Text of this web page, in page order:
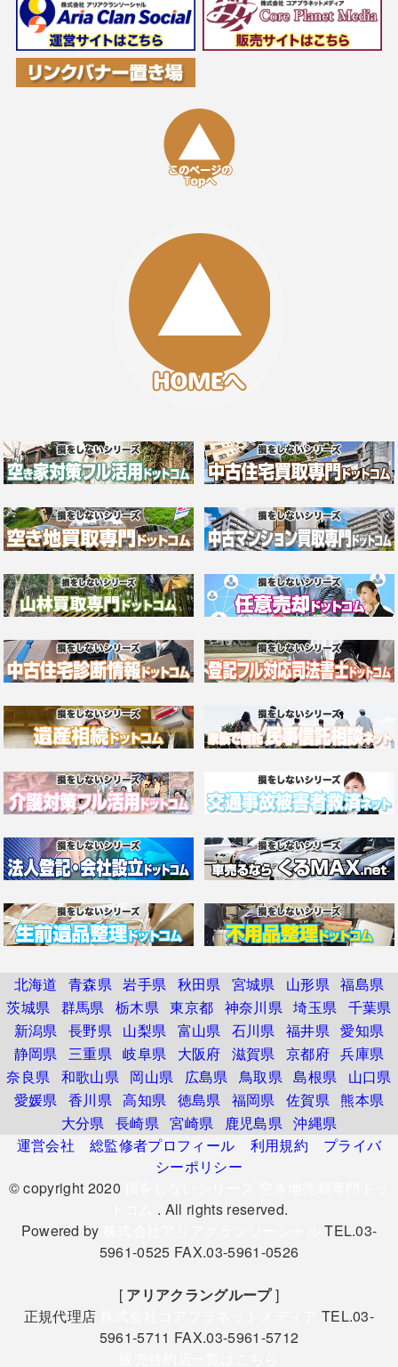
北海道 青森県 岩手県 秋田県 宮城県 山形県 福島県
茨城県 群馬県 栃木県 東京都 神奈川県 埼玉県 千葉県
新潟県 長野県 山梨県 富山県 石川県 福井県 愛知県
静岡県 三重県 岐阜県 大阪府 滋賀県 京都府 兵庫県
奈良県 和歌山県 岡山県 広島県 鳥取県 島根県
山口県
愛媛県 香川県 高知県 徳島県 福岡県 佐賀県 熊本県
大分県 長崎県 宮崎県 鹿児島県 沖縄県
運営会社
総監修者プロフィール 利用規約
プライバ
シーポリシー
© copyright 2020
. All rights reserved.
Powered by
TEL.03-
5961-0525 FAX.03-5961-0526
[ アリアクラングループ]
正規代理店
TEL.03-
5961-5711 FAX.03-5961-5712